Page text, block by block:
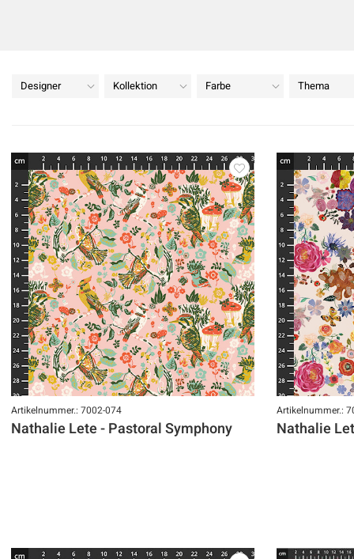
Designer Kollektion Farbe Thema
Artikelnummer.: 7002-074
Nathalie Lete - Pastoral Symphony
Artikelnummer.:
Nathalie